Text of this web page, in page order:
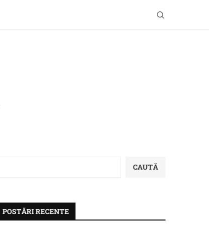
CAUTĂ
POSTĂRI RECENTE